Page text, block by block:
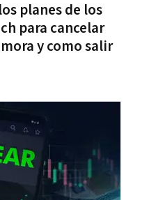
planes de los
para cancelar
y como salir